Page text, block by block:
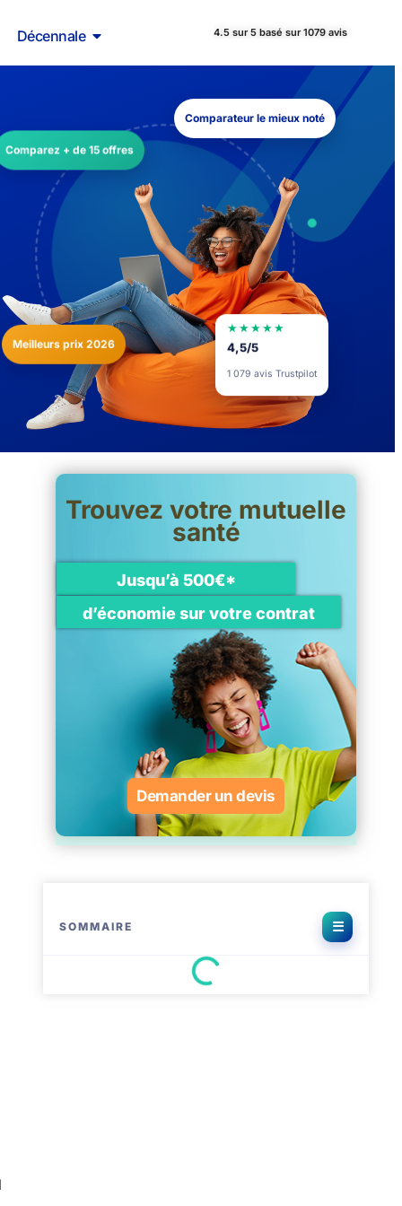
Décennale 4.5 sur 5 basé sur 1079 avis
Comparez + de 15 offres
Meilleurs prix 2026
Comparateur le mieux noté
★★★★★
4,5/5
1 079 avis Trustpilot
SOMMAIRE
Trouvez votre mutuelle
santé
Jusqu’à 500€*
d’économie sur votre contrat
Demander un devis